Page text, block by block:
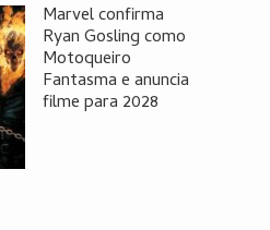
Marvel confirma
Ryan Gosling como
Motoqueiro
Fantasma e anuncia
filme para 2028